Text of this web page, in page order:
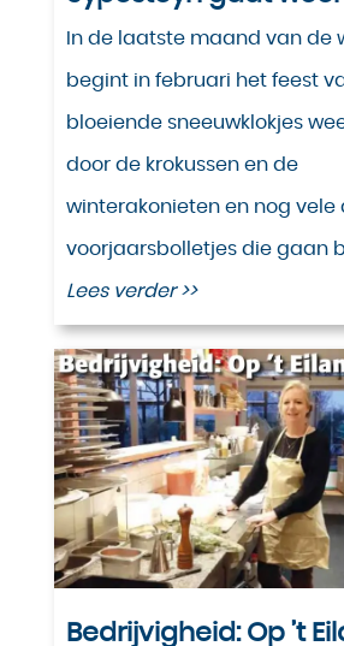
In de laatste maand van de
begint in februari het feest
bloeiende sneeuwklokjes
door de krokussen en de
winterakonieten en nog vele
voorjaarsbolletjes die gaan
Lees verder >>
Bedrijvigheid: Op ’t